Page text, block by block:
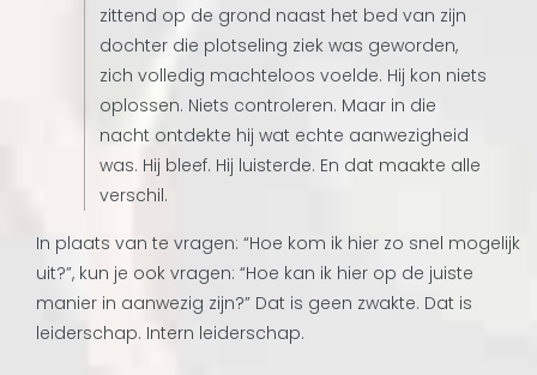
zittend op de grond naast het bed van zijn
dochter die plotseling ziek was geworden,
zich volledig machteloos voelde. Hij kon niets
oplossen. Niets controleren. Maar in die
nacht ontdekte hij wat echte aanwezigheid
was. Hij bleef. Hij luisterde. En dat maakte alle
verschil.
In plaats van te vragen: “Hoe kom ik hier zo snel mogelijk
uit?”, kun je ook vragen: “Hoe kan ik hier op de juiste
manier in aanwezig zijn?” Dat is geen zwakte. Dat is
leiderschap. Intern leiderschap.